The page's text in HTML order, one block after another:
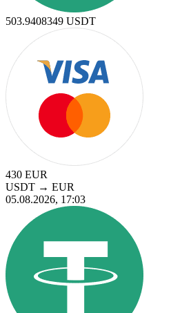
503.9408349 USDT
430 EUR
USDT → EUR
05.08.2026, 17:03